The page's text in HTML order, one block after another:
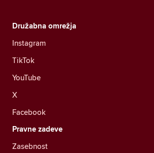
Družabna omrežja
Instagram
TikTok
YouTube
X
Facebook
Pravne zadeve
Zasebnost